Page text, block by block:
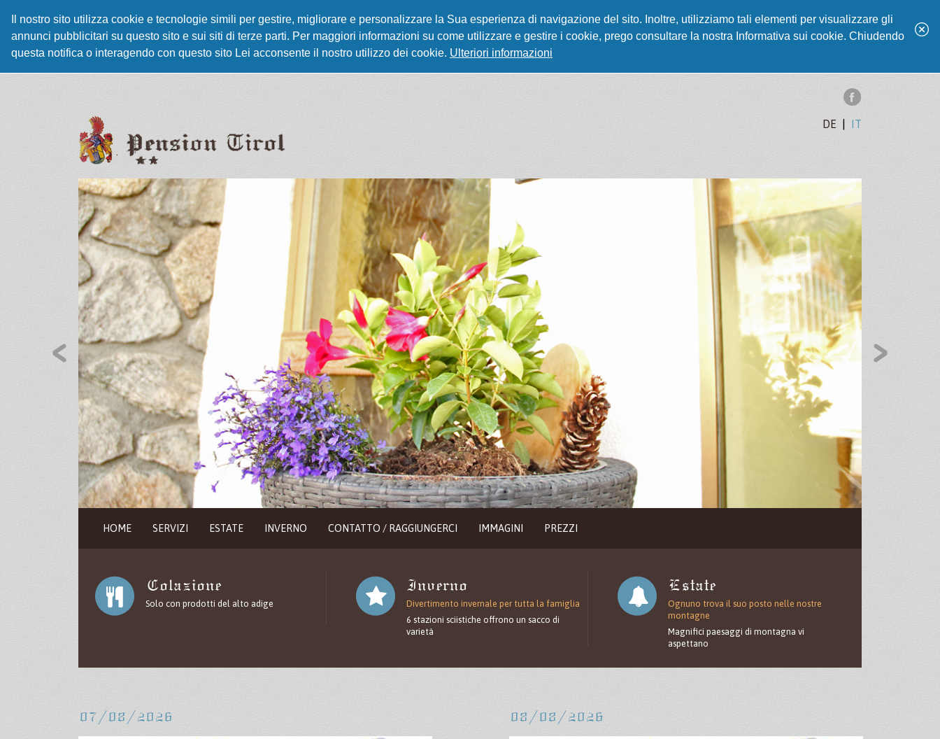
Il nostro sito utilizza cookie e tecnologie simili per gestire, migliorare e personalizzare la Sua esperienza di navigazione del sito. Inoltre, utilizziamo tali elementi per visualizzare gli
annunci pubblicitari su questo sito e sui siti di terze parti. Per maggiori informazioni su come utilizzare e gestire i cookie, prego consultare la nostra Informativa sui cookie. Chiudendo
questa notifica o interagendo con questo sito Lei acconsente il nostro utilizzo dei cookie. Ulteriori informazioni
07/08/2026 08/08/2026
DE IT
HOME SERVIZI ESTATE INVERNO CONTATTO / RAGGIUNGERCI IMMAGINI PREZZI
Colazione
Solo con prodotti del alto adige
Inverno
Divertimento invernale per tutta la famiglia
6 stazioni sciistiche offrono un sacco di
varietà
Estate
Ognuno trova il suo posto nelle nostre
montagne
Magnifici paesaggi di montagna vi
aspettano